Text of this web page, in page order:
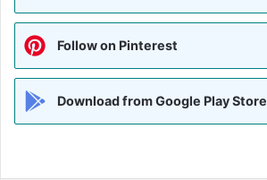
Follow on Pinterest
Download from Google Play Store